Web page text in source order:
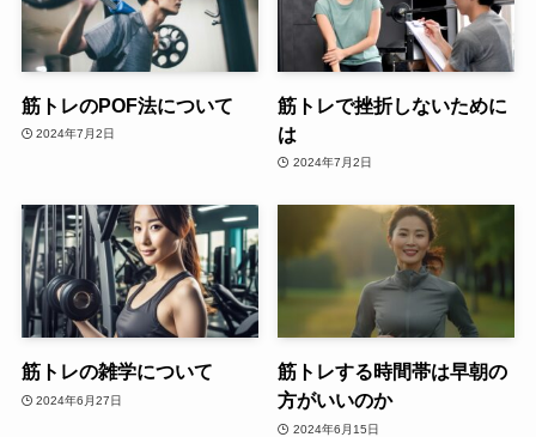
筋トレのPOF法について
2024年7月2日
筋トレで挫折しないために
は
2024年7月2日
筋トレの雑学について
2024年6月27日
筋トレする時間帯は早朝の
方がいいのか
2024年6月15日